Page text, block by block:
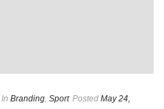
In Branding, Sport Posted May 24,